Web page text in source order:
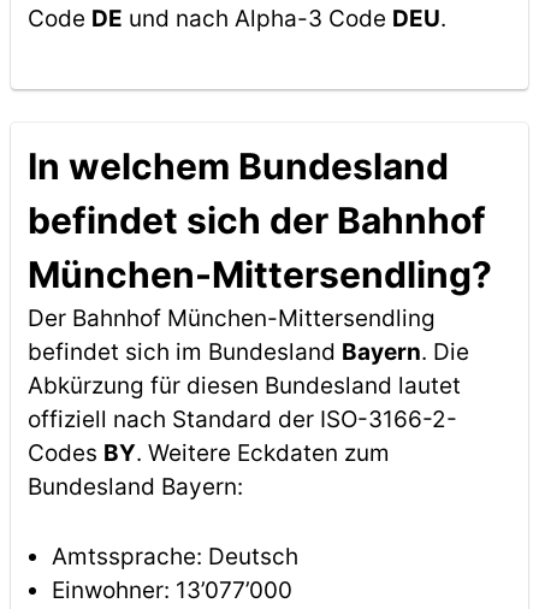
Code DE und nach Alpha-3 Code DEU.
In welchem Bundesland
befindet sich der Bahnhof
München-Mittersendling?
Der Bahnhof München-Mittersendling
befindet sich im Bundesland Bayern. Die
Abkürzung für diesen Bundesland lautet
offiziell nach Standard der ISO-3166-2-
Codes BY. Weitere Eckdaten zum
Bundesland Bayern:
Amtssprache: Deutsch
Einwohner: 13’077’000